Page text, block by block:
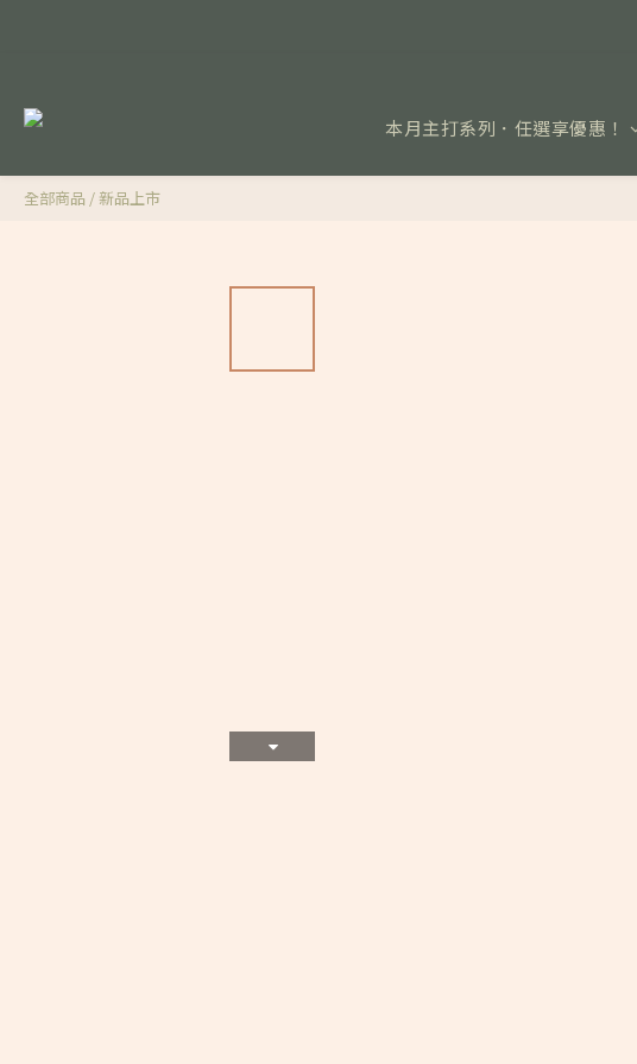
本月主打系列．任選享優惠！
全部商品 /新品上市